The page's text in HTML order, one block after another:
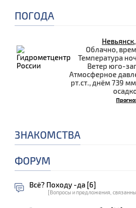
ПОГОДА
Облачно,
Температура
Ветер юго-
Атмосферное
рт.ст., днём 739
ЗНАКОМСТВА
ФОРУМ
Всё? Походу -да [6]
[Вопросы и предложения,